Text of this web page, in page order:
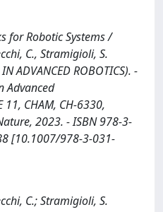
for Robotic Systems /
C., Stramigioli, S.
ADVANCED ROBOTICS). -
Advanced
11, CHAM, CH-6330,
2023. - ISBN 978-3-
[10.1007/978-3-031-
C.; Stramigioli, S.